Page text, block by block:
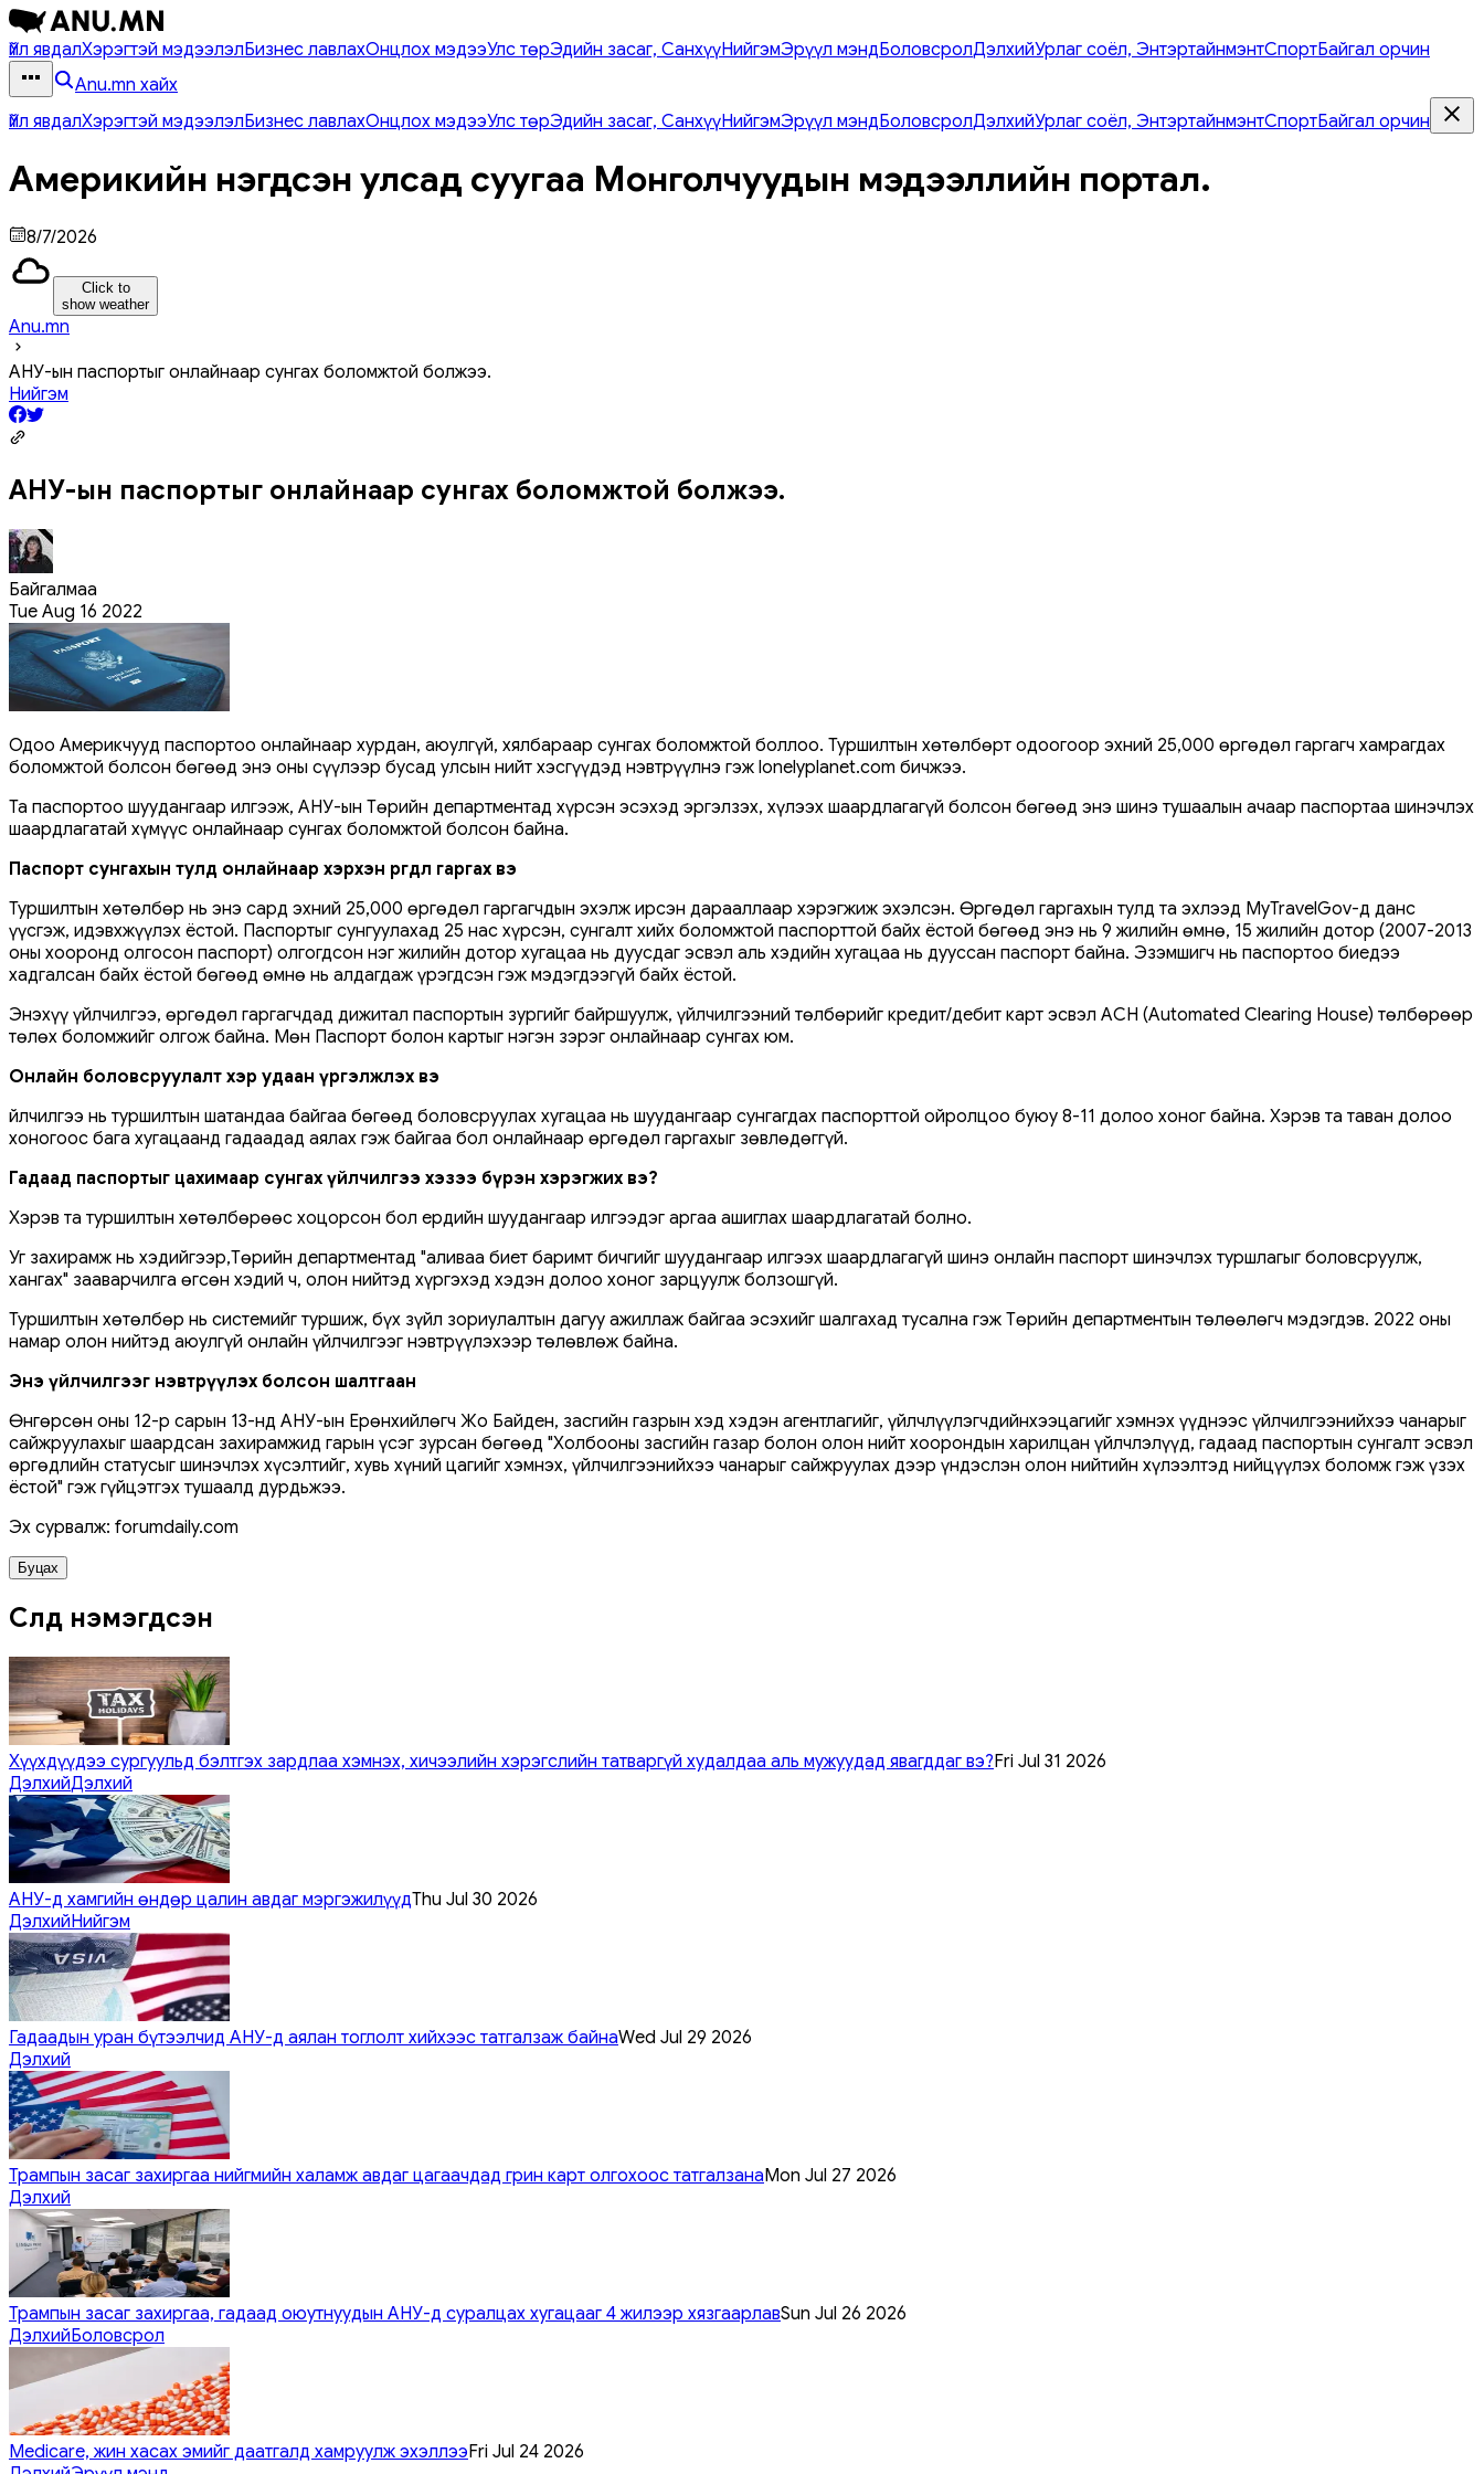
Үйл явдалХэрэгтэй мэдээлэлБизнес лавлахОнцлох мэдээУлс төрЭдийн засаг, СанхүүНийгэмЭрүүл мэндБоловсролДэлхийУрлаг соёл, ЭнтэртайнмэнтСпортБайгал орчин
Anu.mn хайх
Үйл явдалХэрэгтэй мэдээлэлБизнес лавлахОнцлох мэдээУлс төрЭдийн засаг, СанхүүНийгэмЭрүүл мэндБоловсролДэлхийУрлаг соёл, ЭнтэртайнмэнтСпортБайгал орчин
Америкийн нэгдсэн улсад суугаа Монголчуудын мэдээллийн портал.
8/7/2026
Click to
show weather
Anu.mn
АНУ-ын паспортыг онлайнаар сунгах боломжтой болжээ.
Нийгэм
АНУ-ын паспортыг онлайнаар сунгах боломжтой болжээ.
Байгалмаа
Tue Aug 16 2022
Одоо Америкчууд паспортоо онлайнаар хурдан, аюулгүй, хялбараар сунгах боломжтой боллоо. Туршилтын хөтөлбөрт одоогоор эхний 25,000 өргөдөл гаргагч хамрагдах
боломжтой болсон бөгөөд энэ оны сүүлээр бусад улсын нийт хэсгүүдэд нэвтрүүлнэ гэж lonelyplanet.com бичжээ.
Та паспортоо шуудангаар илгээж, АНУ-ын Төрийн департментад хүрсэн эсэхэд эргэлзэх, хүлээх шаардлагагүй болсон бөгөөд энэ шинэ тушаалын ачаар паспортаа шинэчлэх
шаардлагатай хүмүүс онлайнаар сунгах боломжтой болсон байна.
Паспорт сунгахын тулд онлайнаар хэрхэн өргөдөл гаргах вэ
Туршилтын хөтөлбөр нь энэ сард эхний 25,000 өргөдөл гаргагчдын эхэлж ирсэн дарааллаар хэрэгжиж эхэлсэн. Өргөдөл гаргахын тулд та эхлээд MyTravelGov-д данс
үүсгэж, идэвхжүүлэх ёстой. Паспортыг сунгуулахад 25 нас хүрсэн, сунгалт хийх боломжтой паспорттой байх ёстой бөгөөд энэ нь 9 жилийн өмнө, 15 жилийн дотор (2007-2013
оны хооронд олгосон паспорт) олгогдсон нэг жилийн дотор хугацаа нь дуусдаг эсвэл аль хэдийн хугацаа нь дууссан паспорт байна. Эзэмшигч нь паспортоо биедээ
хадгалсан байх ёстой бөгөөд өмнө нь алдагдаж үрэгдсэн гэж мэдэгдээгүй байх ёстой.
Энэхүү үйлчилгээ, өргөдөл гаргагчдад дижитал паспортын зургийг байршуулж, үйлчилгээний төлбөрийг кредит/дебит карт эсвэл ACH (Automated Clearing House) төлбөрөөр
төлөх боломжийг олгож байна. Мөн Паспорт болон картыг нэгэн зэрэг онлайнаар сунгах юм.
Онлайн боловсруулалт хэр удаан үргэлжлэх вэ
Үйлчилгээ нь туршилтын шатандаа байгаа бөгөөд боловсруулах хугацаа нь шуудангаар сунгагдах паспорттой ойролцоо буюу 8-11 долоо хоног байна. Хэрэв та таван долоо
хоногоос бага хугацаанд гадаадад аялах гэж байгаа бол онлайнаар өргөдөл гаргахыг зөвлөдөггүй.
Гадаад паспортыг цахимаар сунгах үйлчилгээ хэзээ бүрэн хэрэгжих вэ?
Хэрэв та туршилтын хөтөлбөрөөс хоцорсон бол ердийн шуудангаар илгээдэг аргаа ашиглах шаардлагатай болно.
Уг захирамж нь хэдийгээр,Төрийн департментад "аливаа биет баримт бичгийг шуудангаар илгээх шаардлагагүй шинэ онлайн паспорт шинэчлэх туршлагыг боловсруулж,
хангах" зааварчилга өгсөн хэдий ч, олон нийтэд хүргэхэд хэдэн долоо хоног зарцуулж болзошгүй.
Туршилтын хөтөлбөр нь системийг туршиж, бүх зүйл зориулалтын дагуу ажиллаж байгаа эсэхийг шалгахад тусална гэж Төрийн департментын төлөөлөгч мэдэгдэв. 2022 оны
намар олон нийтэд аюулгүй онлайн үйлчилгээг нэвтрүүлэхээр төлөвлөж байна.
Энэ үйлчилгээг нэвтрүүлэх болсон шалтгаан
Өнгөрсөн оны 12-р сарын 13-нд АНУ-ын Ерөнхийлөгч Жо Байден, засгийн газрын хэд хэдэн агентлагийг, үйлчлүүлэгчдийнхээцагийг хэмнэх үүднээс үйлчилгээнийхээ чанарыг
сайжруулахыг шаардсан захирамжид гарын үсэг зурсан бөгөөд "Холбооны засгийн газар болон олон нийт хоорондын харилцан үйлчлэлүүд, гадаад паспортын сунгалт эсвэл
өргөдлийн статусыг шинэчлэх хүсэлтийг, хувь хүний ​​цагийг хэмнэх, үйлчилгээнийхээ чанарыг сайжруулах дээр үндэслэн олон нийтийн хүлээлтэд нийцүүлэх боломж гэж үзэх
ёстой" гэж гүйцэтгэх тушаалд дурдьжээ.
Эх сурвалж: forumdaily.com
Буцах
Сүүлд нэмэгдсэн
Хүүхдүүдээ сургуульд бэлтгэх зардлаа хэмнэх, хичээлийн хэрэгслийн татваргүй худалдаа аль мужуудад явагддаг вэ?Fri Jul 31 2026
ДэлхийДэлхий
АНУ-д хамгийн өндөр цалин авдаг мэргэжилүүдThu Jul 30 2026
ДэлхийНийгэм
Гадаадын уран бүтээлчид АНУ-д аялан тоглолт хийхээс татгалзаж байнаWed Jul 29 2026
Дэлхий
Трампын засаг захиргаа нийгмийн халамж авдаг цагаачдад грин карт олгохоос татгалзанаMon Jul 27 2026
Дэлхий
Трампын засаг захиргаа, гадаад оюутнуудын АНУ-д суралцах хугацааг 4 жилээр хязгаарлавSun Jul 26 2026
ДэлхийБоловсрол
Medicare, жин хасах эмийг даатгалд хамруулж эхэллээFri Jul 24 2026